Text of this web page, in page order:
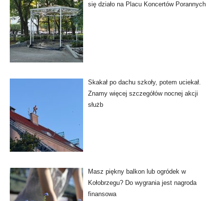
się działo na Placu Koncertów Porannych
Skakał po dachu szkoły, potem uciekał.
Znamy więcej szczegółów nocnej akcji
służb
Masz piękny balkon lub ogródek w
Kołobrzegu? Do wygrania jest nagroda
finansowa